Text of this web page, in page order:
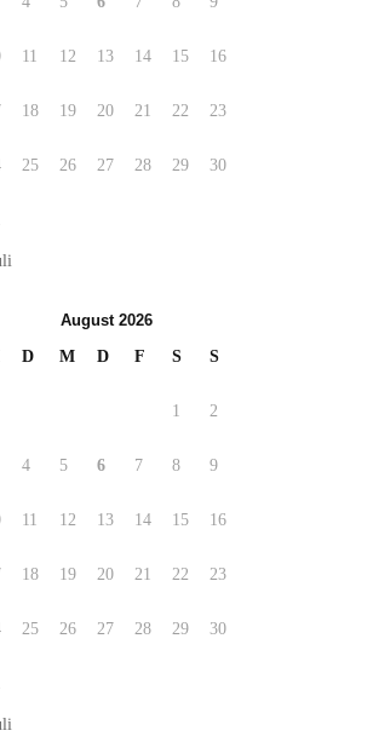
11 12 13 14 15 16
18 19 20 21 22 23
25 26 27 28 29 30
August 2026
D M D F S S
1 2
4 5 6 7 8 9
11 12 13 14 15 16
18 19 20 21 22 23
25 26 27 28 29 30